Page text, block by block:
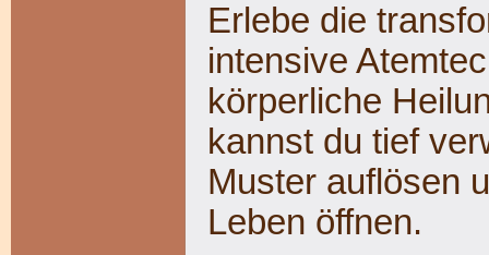
Erlebe die
intensive
körperliche
kannst du tief
Muster auflösen
Leben öffnen.